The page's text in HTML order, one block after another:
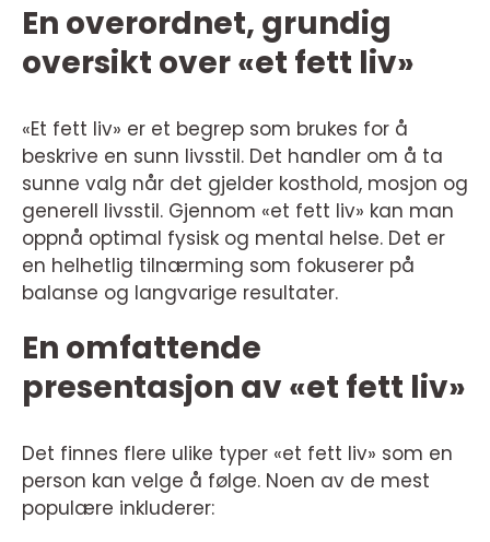
En overordnet, grundig
oversikt over «et fett liv»
«Et fett liv» er et begrep som brukes for å
beskrive en sunn livsstil. Det handler om å ta
sunne valg når det gjelder kosthold, mosjon og
generell livsstil. Gjennom «et fett liv» kan man
oppnå optimal fysisk og mental helse. Det er
en helhetlig tilnærming som fokuserer på
balanse og langvarige resultater.
En omfattende
presentasjon av «et fett liv»
Det finnes flere ulike typer «et fett liv» som en
person kan velge å følge. Noen av de mest
populære inkluderer: